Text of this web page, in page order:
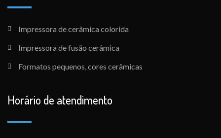
Impressora de cerâmica colorida
Impressora de fusão cerâmica
Formatos pequenos, cores cerâmicas
Horário de atendimento